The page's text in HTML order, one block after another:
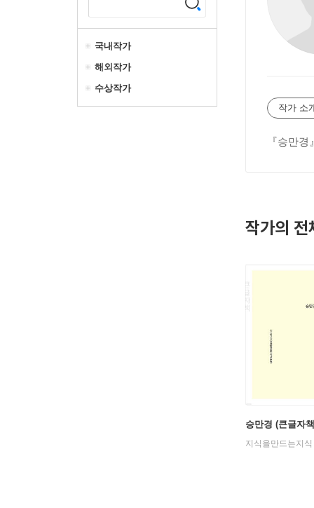
국내작가
해외작가
수상작가
작가 소
『승만경
작가의 전
승만경 (큰글자
지식을만드는지식